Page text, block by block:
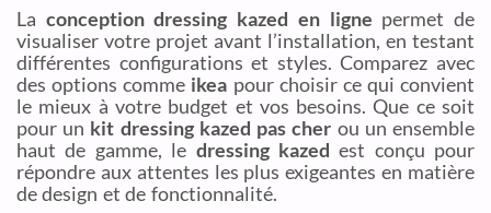
La conception dressing kazed en ligne permet de
visualiser votre projet avant l’installation, en testant
différentes configurations et styles. Comparez avec
des options comme ikea pour choisir ce qui convient
le mieux à votre budget et vos besoins. Que ce soit
pour un kit dressing kazed pas cher ou un ensemble
haut de gamme, le dressing kazed est conçu pour
répondre aux attentes les plus exigeantes en matière
de design et de fonctionnalité.